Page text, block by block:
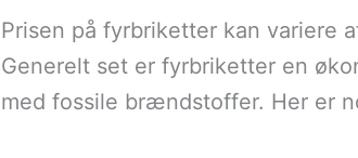
Prisen på fyrbriketter kan variere
Generelt set er fyrbriketter en
med fossile brændstoffer. Her er